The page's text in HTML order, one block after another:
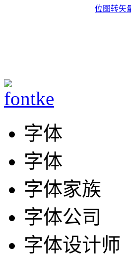
位图转矢
字体
字体
字体家族
字体公司
字体设计师